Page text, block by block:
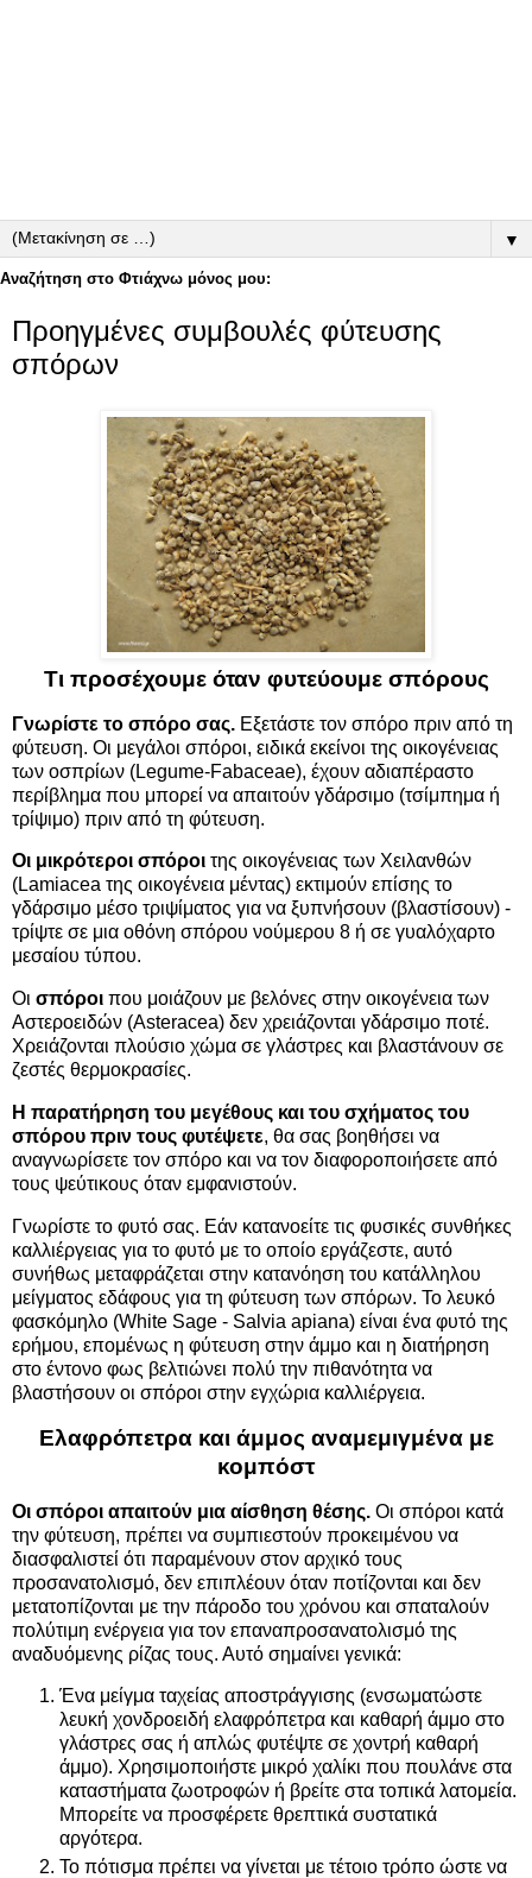
▼
Αναζήτηση στο Φτιάχνω μόνος μου:
Προηγμένες συμβουλές φύτευσης
σπόρων
Τι προσέχουμε όταν φυτεύουμε σπόρους
Γνωρίστε το σπόρο σας. Εξετάστε τον σπόρο πριν από τη
φύτευση. Οι μεγάλοι σπόροι, ειδικά εκείνοι της οικογένειας
των οσπρίων (Legume-Fabaceae), έχουν αδιαπέραστο
περίβλημα που μπορεί να απαιτούν γδάρσιμο (τσίμπημα ή
τρίψιμο) πριν από τη φύτευση.
Οι μικρότεροι σπόροι της οικογένειας των Χειλανθών
(Lamiacea της οικογένεια μέντας) εκτιμούν επίσης το
γδάρσιμο μέσο τριψίματος για να ξυπνήσουν (βλαστίσουν) -
τρίψτε σε μια οθόνη σπόρου νούμερου 8 ή σε γυαλόχαρτο
μεσαίου τύπου.
Οι σπόροι που μοιάζουν με βελόνες στην οικογένεια των
Αστεροειδών (Asteracea) δεν χρειάζονται γδάρσιμο ποτέ.
Χρειάζονται πλούσιο χώμα σε γλάστρες και βλαστάνουν σε
ζεστές θερμοκρασίες.
Η παρατήρηση του μεγέθους και του σχήματος του
σπόρου πριν τους φυτέψετε, θα σας βοηθήσει να
αναγνωρίσετε τον σπόρο και να τον διαφοροποιήσετε από
τους ψεύτικους όταν εμφανιστούν.
Γνωρίστε το φυτό σας. Εάν κατανοείτε τις φυσικές συνθήκες
καλλιέργειας για το φυτό με το οποίο εργάζεστε, αυτό
συνήθως μεταφράζεται στην κατανόηση του κατάλληλου
μείγματος εδάφους για τη φύτευση των σπόρων. Το λευκό
φασκόμηλο (White Sage - Salvia apiana) είναι ένα φυτό της
ερήμου, επομένως η φύτευση στην άμμο και η διατήρηση
στο έντονο φως βελτιώνει πολύ την πιθανότητα να
βλαστήσουν οι σπόροι στην εγχώρια καλλιέργεια.
Ελαφρόπετρα και άμμος αναμεμιγμένα με
κομπόστ
Οι σπόροι απαιτούν μια αίσθηση θέσης. Οι σπόροι κατά
την φύτευση, πρέπει να συμπιεστούν προκειμένου να
διασφαλιστεί ότι παραμένουν στον αρχικό τους
προσανατολισμό, δεν επιπλέουν όταν ποτίζονται και δεν
μετατοπίζονται με την πάροδο του χρόνου και σπαταλούν
πολύτιμη ενέργεια για τον επαναπροσανατολισμό της
αναδυόμενης ρίζας τους. Αυτό σημαίνει γενικά:
Ένα μείγμα ταχείας αποστράγγισης (ενσωματώστε
λευκή χονδροειδή ελαφρόπετρα και καθαρή άμμο στο
γλάστρες σας ή απλώς φυτέψτε σε χοντρή καθαρή
άμμο). Χρησιμοποιήστε μικρό χαλίκι που πουλάνε στα
καταστήματα ζωοτροφών ή βρείτε στα τοπικά λατομεία.
Μπορείτε να προσφέρετε θρεπτικά συστατικά
αργότερα.
Το πότισμα πρέπει να γίνεται με τέτοιο τρόπο ώστε να